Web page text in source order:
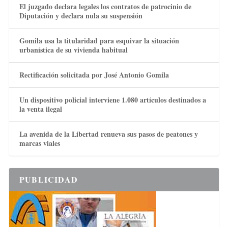
El juzgado declara legales los contratos de patrocinio de
Diputación y declara nula su suspensión
Gomila usa la titularidad para esquivar la situación
urbanística de su vivienda habitual
Rectificación solicitada por José Antonio Gomila
Un dispositivo policial interviene 1.080 artículos destinados a
la venta ilegal
La avenida de la Libertad renueva sus pasos de peatones y
marcas viales
PUBLICIDAD